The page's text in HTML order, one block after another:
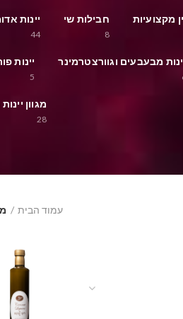
מקצועיות חבילות שי
8
יינות
44
מבעבעים וגוורצטרמינר יינות
5
מגוון
28
עמוד הבית